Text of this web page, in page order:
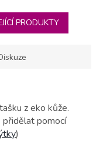
PRODUKTY
z eko kůže.
pomocí
)